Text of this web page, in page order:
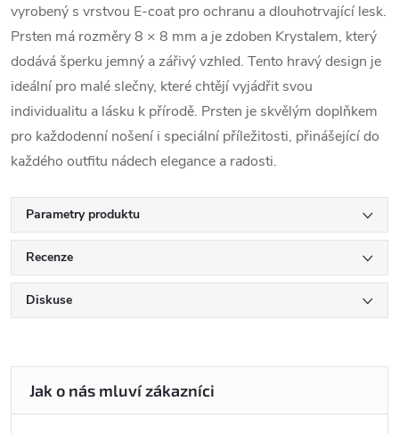
vyrobený s vrstvou E-coat pro ochranu a dlouhotrvající lesk.
Prsten má rozměry 8 × 8 mm a je zdoben Krystalem, který
dodává šperku jemný a zářivý vzhled. Tento hravý design je
ideální pro malé slečny, které chtějí vyjádřit svou
individualitu a lásku k přírodě. Prsten je skvělým doplňkem
pro každodenní nošení i speciální příležitosti, přinášející do
každého outfitu nádech elegance a radosti.
Parametry produktu
Recenze
Diskuse